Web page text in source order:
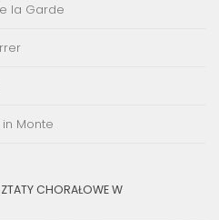
la Garde
Monte
CHORAŁOWE W